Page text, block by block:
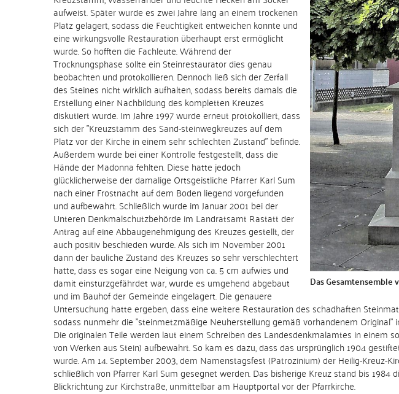
Das Gesamtensemble
aufweist. Später wurde es zwei Jahre lang an einem trockenen
Platz gelagert, sodass die Feuchtigkeit entweichen konnte und
eine wirkungsvolle Restauration überhaupt erst ermöglicht
wurde. So hofften die Fachleute. Während der
Trocknungsphase sollte ein Steinrestaurator dies genau
beobachten und protokollieren. Dennoch ließ sich der Zerfall
des Steines nicht wirklich aufhalten, sodass bereits damals die
Erstellung einer Nachbildung des kompletten Kreuzes
diskutiert wurde. Im Jahre 1997 wurde erneut protokolliert, dass
sich der "Kreuzstamm des Sand-steinwegkreuzes auf dem
Platz vor der Kirche in einem sehr schlechten Zustand" befinde.
Außerdem wurde bei einer Kontrolle festgestellt, dass die
Hände der Madonna fehlten. Diese hatte jedoch
glücklicherweise der damalige Ortsgeistliche Pfarrer Karl Sum
nach einer Frostnacht auf dem Boden liegend vorgefunden
und aufbewahrt. Schließlich wurde im Januar 2001 bei der
Unteren Denkmalschutzbehörde im Landratsamt Rastatt der
Antrag auf eine Abbaugenehmigung des Kreuzes gestellt, der
auch positiv beschieden wurde. Als sich im November 2001
dann der bauliche Zustand des Kreuzes so sehr verschlechtert
hatte, dass es sogar eine Neigung von ca. 5 cm aufwies und
damit einsturzgefährdet war, wurde es umgehend abgebaut
und im Bauhof der Gemeinde eingelagert. Die genauere
Untersuchung hatte ergeben, dass eine weitere Restauration des schadhaften
sodass nunmehr die "steinmetzmäßige Neuherstellung gemäß vorhandenem Original"
Die originalen Teile werden laut einem Schreiben des Landesdenkmalamtes in einem
von Werken aus Stein) aufbewahrt. So kam es dazu, dass das ursprünglich 1904
wurde. Am 14. September 2003, dem Namenstagsfest (Patrozinium) der Heilig-Kreuz-
schließlich von Pfarrer Karl Sum gesegnet werden. Das bisherige Kreuz stand bis 1984
Blickrichtung zur Kirchstraße, unmittelbar am Hauptportal vor der Pfarrkirche.